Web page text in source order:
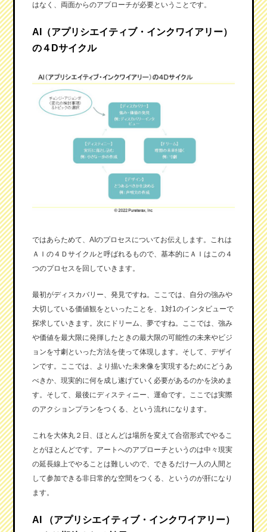
はなく、両面からのアプローチが必要ということです。
AI（アプリシエイティブ・インクワイアリー）
の４Dサイクル
ではあらためて、AIのプロセスについてお伝えします。これは
ＡＩの４Ｄサイクルと呼ばれるもので、基本的にＡＩはこの４
つのプロセスを回していきます。
最初がディスカバリー、発見ですね。ここでは、自分の強みや
大切している価値観をといったことを、1対1のインタビューで
探求していきます。次にドリーム、夢ですね。ここでは、強み
や価値を最大限に発揮したときの最大限の可能性の未来やビジ
ョンを寸劇といった方法を使って体現します。そして、デザイ
ンです。ここでは、より描いた未来像を実現するためにどうあ
べきか、現実的に何を成し遂げていく必要があるのかを決めま
す。そして、最後にディスティニー、運命です。ここでは実際
のアクションプランをつくる、という流れになります。
これを大体丸２日、ほとんどは場所を変えて合宿形式でやるこ
とがほとんどです。アートへのアプローチというのは中々現実
の延長線上でやることは難しいので、できるだけ一人の人間と
して参加できる非日常的な空間をつくる、というのが肝になり
ます。
AI （アプリシエイティブ・インクワイアリー）